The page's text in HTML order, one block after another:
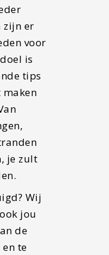
zijn er
voor
is
tips
maken
je zult
Wij
jou
de
te